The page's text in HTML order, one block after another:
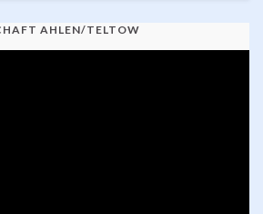
AHLEN/TELTOW